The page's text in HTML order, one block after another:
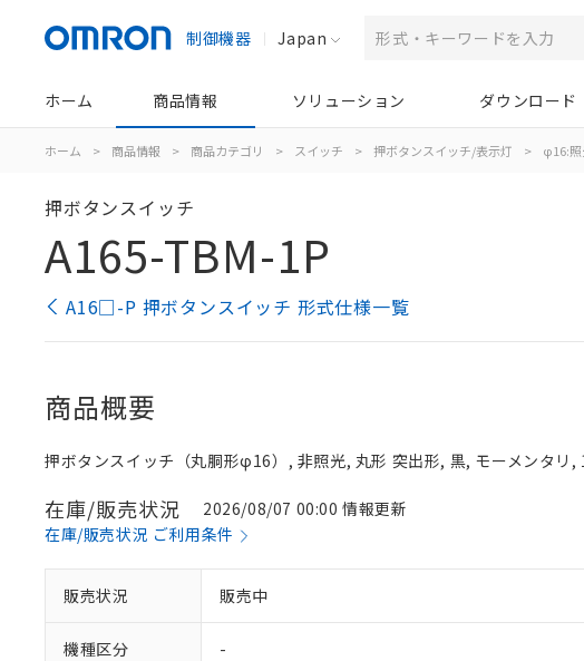
制御機器 Japan
ホーム 商品情報 ソリューション ダウンロード
ホーム > 商品情報 > 商品カテゴリ > スイッチ > 押ボタンスイッチ/表示灯 > φ16:照
押ボタンスイッチ
A165-TBM-1P
A16□-P 押ボタンスイッチ 形式仕様一覧
商品概要
押ボタンスイッチ（丸胴形φ16）, 非照光, 丸形 突出形, 黒, モーメンタリ
在庫/販売状況
2026/08/07 00:00 情報更新
在庫/販売状況 ご利用条件
販売状況 販売中
機種区分 -